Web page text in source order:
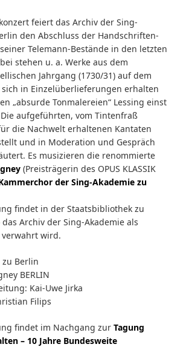
feiert das Archiv der Sing-
den Abschluss der Handschriften-
Telemann-Bestände in den letzten
stehen u. a. Werke aus dem
Jahrgang (1730/31) auf dem
in Einzelüberlieferungen erhalten
„absurde Tonmalereien“ Lessing einst
aufgeführten, vom Tintenfraß
die Nachwelt erhaltenen Kantaten
und in Moderation und Gespräch
Es musizieren die renommierte
(Preisträgerin des OPUS KLASSIK
der Sing-Akademie zu
findet in der Staatsbibliothek zu
Archiv der Sing-Akademie als
wird.
zu Berlin
BERLIN
Kai-Uwe Jirka
Filips
findet im Nachgang zur Tagung
– 10 Jahre Bundesweite